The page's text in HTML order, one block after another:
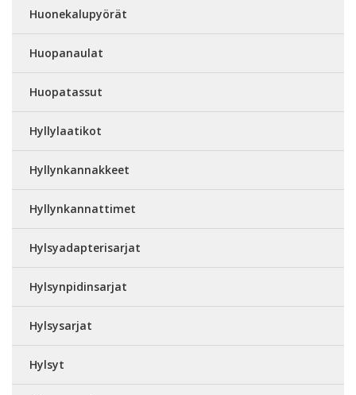
Huonekalupyörät
Huopanaulat
Huopatassut
Hyllylaatikot
Hyllynkannakkeet
Hyllynkannattimet
Hylsyadapterisarjat
Hylsynpidinsarjat
Hylsysarjat
Hylsyt